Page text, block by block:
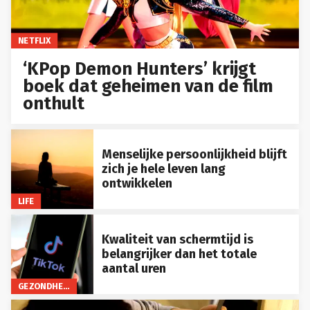
NETFLIX
‘KPop Demon Hunters’ krijgt
boek dat geheimen van de film
onthult
LIFE
Menselijke persoonlijkheid blijft
zich je hele leven lang
ontwikkelen
GEZONDHEID
Kwaliteit van schermtijd is
belangrijker dan het totale
aantal uren